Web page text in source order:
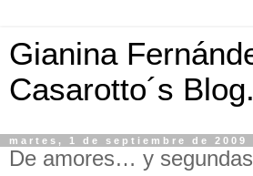
Gianina
Casarotto´s Blog.
martes, 1 de septiembre de 2009
De amores… y